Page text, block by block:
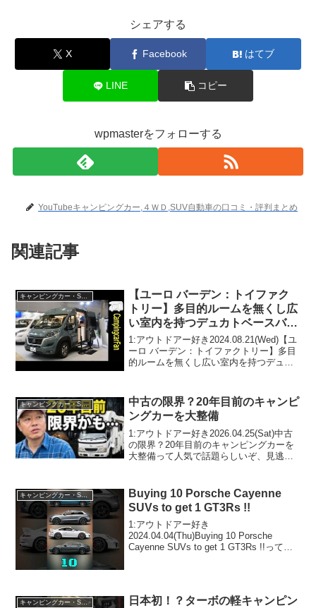
シェアする
X Facebook はてブ
LINE コピー
wpmasterをフォローする
YouTubeキャンピングカー,４ＷＤ,SUV自動車の口コミ・評判まとめ
関連記事
キャンピングカー・SUV人気車種
【ユーロ バーデン：トイファク
トリー】多目的ルームを無くし広
い室内を持つデュカトベースバン
コンキャンピングカー
1:アウトドアー好き2024.08.21(Wed)【ユ
ーロ バーデン：トイファクトリー】多目
的ルームを無くし広い室内を持つデュカ
2:アウトドアー好き2024.08.21...
キャンピングカー・SUV人気車種
中古の限界？20年目前のキャンピ
ングカーを大整備
1:アウトドアー好き2026.04.25(Sat)中古
の限界？20年目前のキャンピングカーを
大整備って人気で話題らしいぞ、見逃さ
アウトドアー好き2026.0...
Buying 10 Porsche Cayenne
SUVs to get 1 GT3Rs !!
1:アウトドアー好き
2024.04.04(Thu)Buying 10 Porsche
Cayenne SUVs to get 1 GT3Rs !!って人
キャンピングカー・SUV人気車種
日本初！？ターボの軽キャンピン